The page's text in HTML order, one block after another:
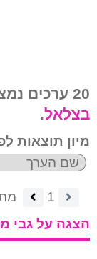
20 ערכים נמצאו בהקשר לנושא:
בצלאל.
מיון תוצאות
1
הצגה על גבי